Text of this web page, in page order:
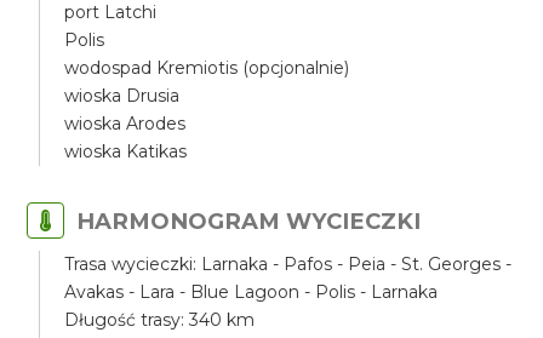
port Latchi
Polis
wodospad Kremiotis (opcjonalnie)
wioska Drusia
wioska Arodes
wioska Katikas
HARMONOGRAM WYCIECZKI
Trasa wycieczki: Larnaka - Pafos - Peia - St. Georges -
Avakas - Lara - Blue Lagoon - Polis - Larnaka
Długość trasy: 340 km